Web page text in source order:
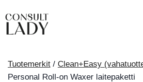
sisältöön
Tuotemerkit / Clean+Easy
Personal Roll-on Waxer laitepaketti